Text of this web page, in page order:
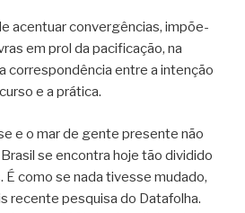
acentuar convergências, impõe-
em prol da pacificação, na
correspondência entre a intenção
e a prática.
e o mar de gente presente não
se encontra hoje tão dividido
É como se nada tivesse mudado,
recente pesquisa do Datafolha.